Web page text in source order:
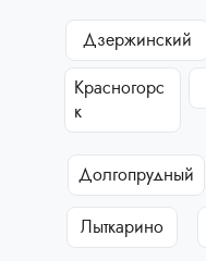
Дзержинский
Красногорс
к
Долгопрудный
Лыткарино